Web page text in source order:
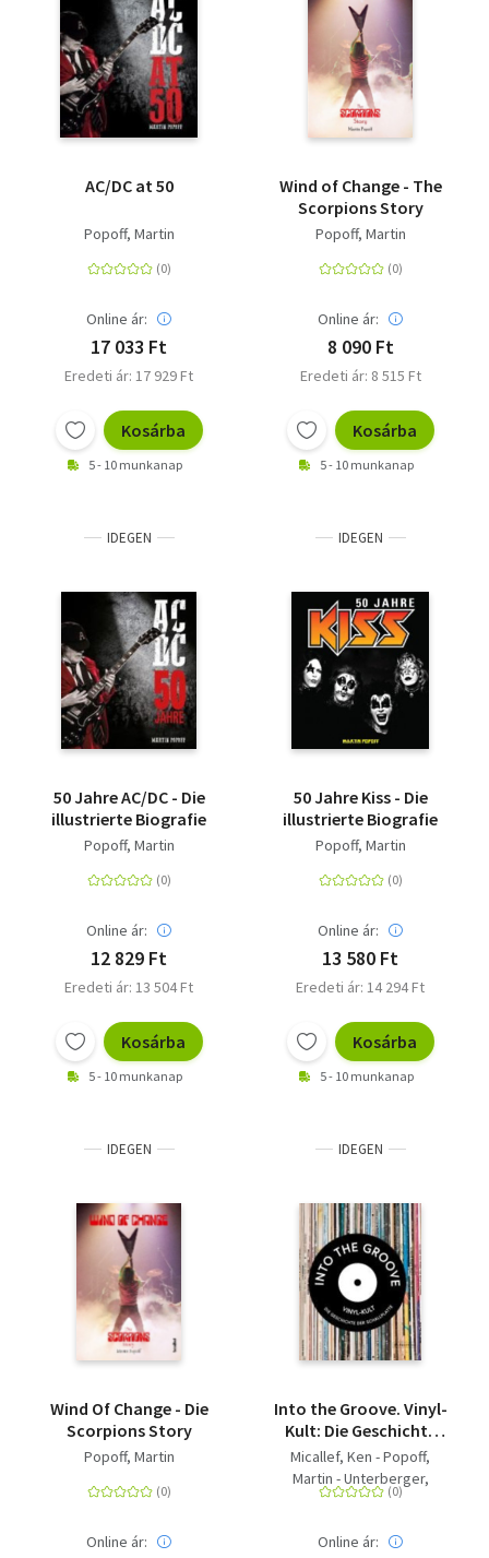
AC/DC at 50
Popoff, Martin
Online ár:
17 033 Ft
Eredeti ár: 17 929 Ft
Kosárba
5 - 10 munkanap
Wind of Change - The
Scorpions Story
Popoff, Martin
Online ár:
8 090 Ft
Eredeti ár: 8 515 Ft
Kosárba
5 - 10 munkanap
IDEGEN
50 Jahre AC/DC - Die
illustrierte Biografie
Popoff, Martin
Online ár:
12 829 Ft
Eredeti ár: 13 504 Ft
Kosárba
5 - 10 munkanap
IDEGEN
50 Jahre Kiss - Die
illustrierte Biografie
Popoff, Martin
Online ár:
13 580 Ft
Eredeti ár: 14 294 Ft
Kosárba
5 - 10 munkanap
IDEGEN
Wind Of Change - Die
Scorpions Story
Popoff, Martin
Online ár:
IDEGEN
Into the Groove. Vinyl-
Kult: Die Geschichte
der Schallplatte
Micallef, Ken - Popoff,
Martin - Unterberger,
Richie - Anniss, Matt - Gaar,
Online ár: